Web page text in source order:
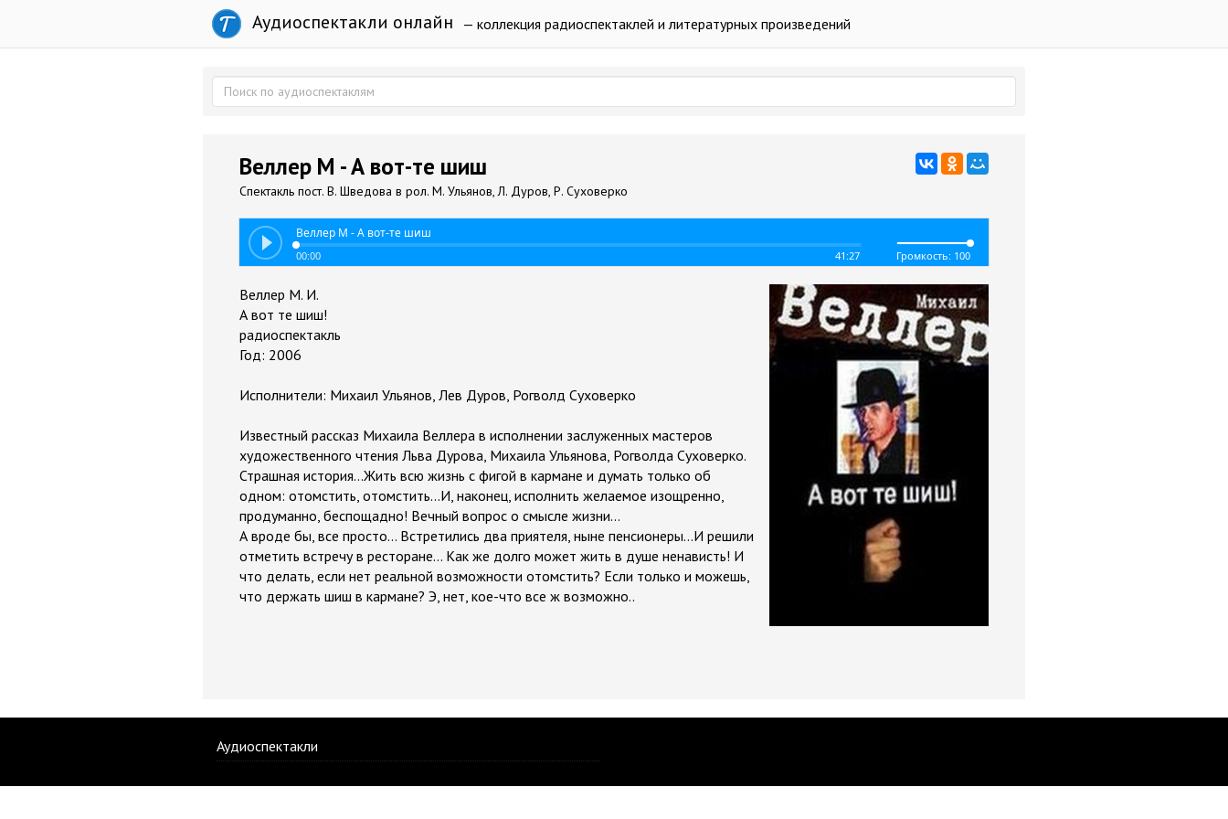
Аудиоспектакли онлайн — коллекция радиоспектаклей и литературных произведений
Веллер М - А вот-те шиш
Спектакль пост. В. Шведова в рол. М. Ульянов, Л. Дуров, Р. Суховерко
Веллер М - А вот-те шиш
00:00 41:27 Громкость: 100
Веллер М. И.
А вот те шиш!
радиоспектакль
Год: 2006
Исполнители: Михаил Ульянов, Лев Дуров, Рогволд Суховерко
Известный рассказ Михаила Веллера в исполнении заслуженных мастеров
художественного чтения Льва Дурова, Михаила Ульянова, Рогволда Суховерко.
Страшная история…Жить всю жизнь с фигой в кармане и думать только об
одном: отомстить, отомстить…И, наконец, исполнить желаемое изощренно,
продуманно, беспощадно! Вечный вопрос о смысле жизни…
А вроде бы, все просто… Встретились два приятеля, ныне пенсионеры…И решили
отметить встречу в ресторане… Как же долго может жить в душе ненависть! И
что делать, если нет реальной возможности отомстить? Если только и можешь,
что держать шиш в кармане? Э, нет, кое-что все ж возможно..
Аудиоспектакли